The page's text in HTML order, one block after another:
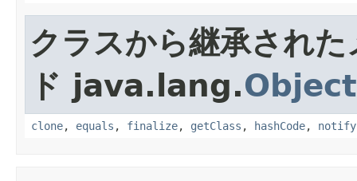
クラスから継承された
ド java.lang.Object
clone, equals , finalize, getClass , hashCode, notify